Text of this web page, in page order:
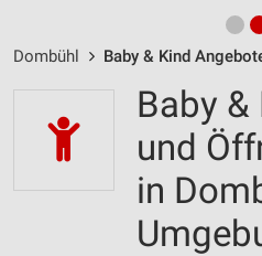
Dombühl Baby & Kind
Baby &
und
in